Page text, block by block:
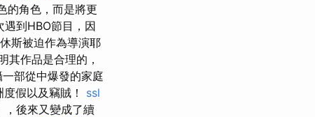
的角色，而是將更
到HBO節目，因
休斯被迫作為導演耶
其作品是合理的，
部從中爆發的家庭
假以及竊賊！ ssl
，後來又變成了續